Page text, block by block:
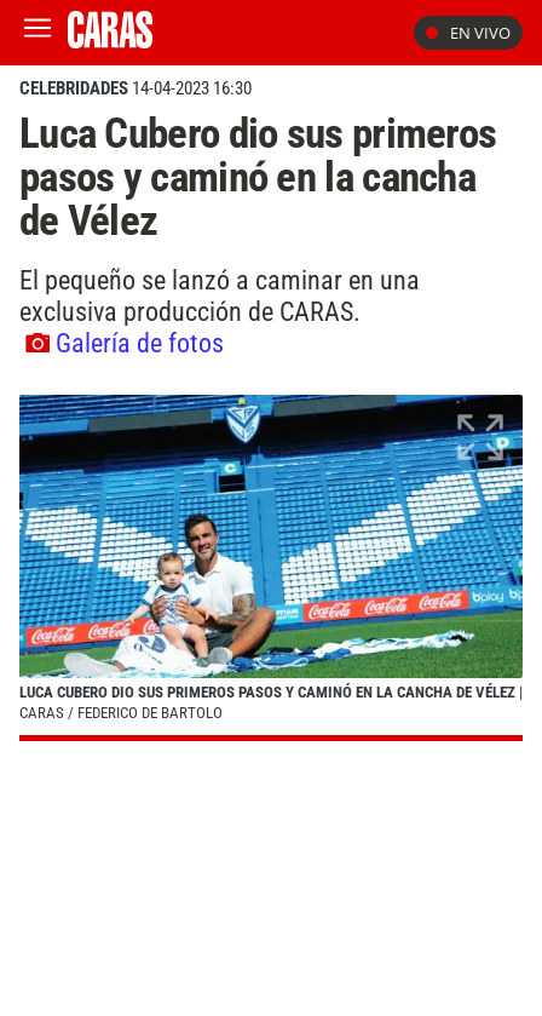
EN VIVO
CELEBRIDADES 14-04-2023 16:30
Luca Cubero dio sus primeros
pasos y caminó en la cancha
de Vélez
El pequeño se lanzó a caminar en una
exclusiva producción de CARAS.
Galería de fotos
LUCA CUBERO DIO SUS PRIMEROS PASOS Y CAMINÓ EN LA CANCHA DE VÉLEZ |
CARAS / FEDERICO DE BARTOLO